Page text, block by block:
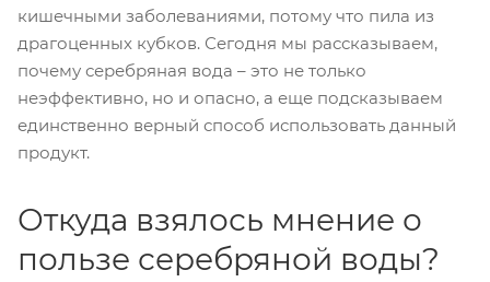
кишечными заболеваниями, потому что пила из
драгоценных кубков. Сегодня мы рассказываем,
почему серебряная вода – это не только
неэффективно, но и опасно, а еще подсказываем
единственно верный способ использовать данный
продукт.
Откуда взялось мнение о
пользе серебряной воды?